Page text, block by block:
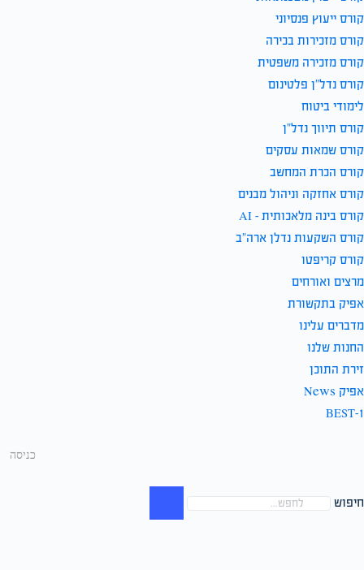
קורס ייעוץ פנסיוני
קורס מזכירות בכירה
קורס מזכירה משפטית
קורס נדל”ן פלטינום
לימודי ביטוח
קורס תיווך נדל”ן
קורס שמאות עסקים
קורס הכרת המחשב
קורס אחזקה וניהול מבנים
קורס בינה מלאכותית – AI
קורס השקעות נדלן ארה”ב
קורס קריפטו
מרצים ואורחים
אפיק בתקשורת
מדברים עלינו
החנות שלנו
זירת התוכן
אפיק News
BEST-1
כניסה
חיפוש